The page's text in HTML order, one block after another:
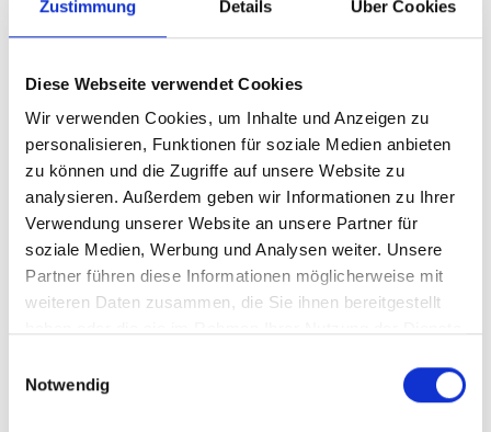
Zustimmung Details Über Cookies
Diese Webseite verwendet Cookies
Wir verwenden Cookies, um Inhalte und Anzeigen zu
personalisieren, Funktionen für soziale Medien anbieten
zu können und die Zugriffe auf unsere Website zu
analysieren. Außerdem geben wir Informationen zu Ihrer
Verwendung unserer Website an unsere Partner für
soziale Medien, Werbung und Analysen weiter. Unsere
Partner führen diese Informationen möglicherweise mit
weiteren Daten zusammen, die Sie ihnen bereitgestellt
Notwendig
SUPERMICRO
Supermicro FAN-0085L4
Produktnummer:
AS-FAN-0085L4
EAN:
672042025206
Hersteller-Nr.:
FAN-0085L4
Hersteller:
SUPERMICRO
Verfügbarkeit:
Nicht lagernd
Preis auf Anfrage